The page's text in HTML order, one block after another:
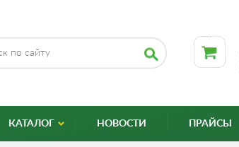
КАТАЛОГ НОВОСТИ ПРАЙСЫ